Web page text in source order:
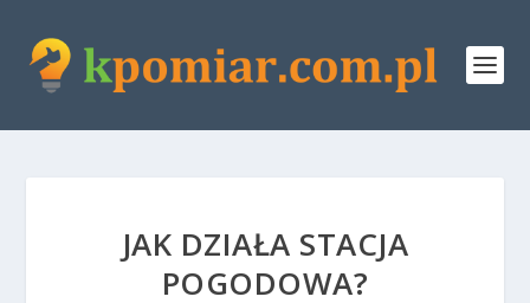
JAK DZIAŁA STACJA
POGODOWA?